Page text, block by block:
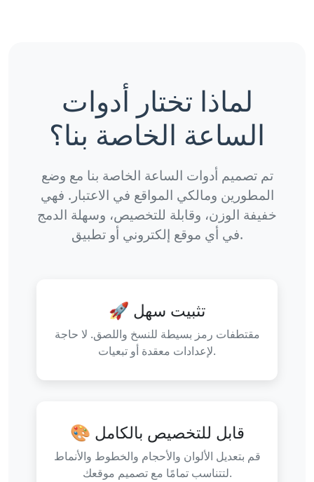
لماذا تختار أدوات
الساعة الخاصة بنا؟
تم تصميم أدوات الساعة الخاصة بنا مع وضع
المطورين ومالكي المواقع في الاعتبار. فهي
خفيفة الوزن، وقابلة للتخصيص، وسهلة الدمج
في أي موقع إلكتروني أو تطبيق.
🚀 تثبيت سهل
مقتطفات رمز بسيطة للنسخ واللصق. لا حاجة
لإعدادات معقدة أو تبعيات.
🎨 قابل للتخصيص بالكامل
قم بتعديل الألوان والأحجام والخطوط والأنماط
لتتناسب تمامًا مع تصميم موقعك.